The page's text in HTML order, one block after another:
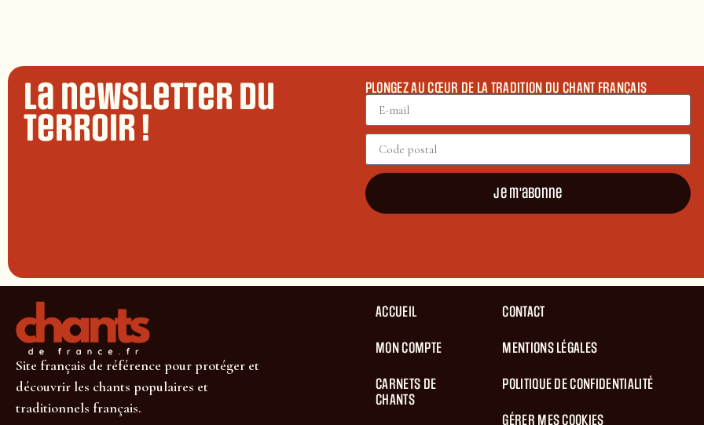
La newsletter du
terroir !
PLONGEZ AU CŒUR DE LA TRADITION DU CHANT FRANÇAIS
Je m'abonne
Site français de référence pour protéger et
découvrir les chants populaires et
traditionnels français.
ACCUEIL
MON COMPTE
CARNETS DE
CHANTS
CONTACT
MENTIONS LÉGALES
POLITIQUE DE CONFIDENTIALITÉ
GÉRER MES COOKIES